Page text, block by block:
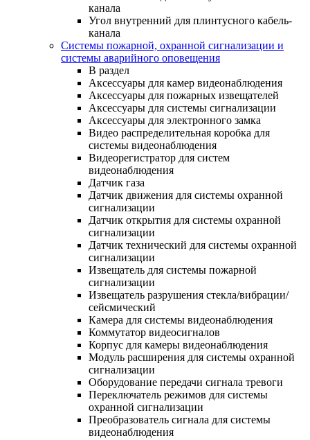
канала
Угол внутренний для плинтусного кабель-
канала
Системы пожарной, охранной сигнализации и
системы аварийного оповещения
В раздел
Аксессуары для камер видеонаблюдения
Аксессуары для пожарных извещателей
Аксессуары для системы сигнализации
Аксессуары для электронного замка
Видео распределительная коробка для
системы видеонаблюдения
Видеорегистратор для систем
видеонаблюдения
Датчик газа
Датчик движения для системы охранной
сигнализации
Датчик открытия для системы охранной
сигнализации
Датчик технический для системы охранной
сигнализации
Извещатель для системы пожарной
сигнализации
Извещатель разрушения стекла/вибрации/
сейсмический
Камера для системы видеонаблюдения
Коммутатор видеосигналов
Корпус для камеры видеонаблюдения
Модуль расширения для системы охранной
сигнализации
Оборудование передачи сигнала тревоги
Переключатель режимов для системы
охранной сигнализации
Преобразователь сигнала для системы
видеонаблюдения